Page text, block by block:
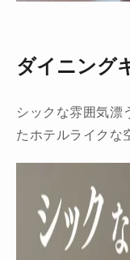
ダイニング
シックな雰囲気漂
たホテルライクな